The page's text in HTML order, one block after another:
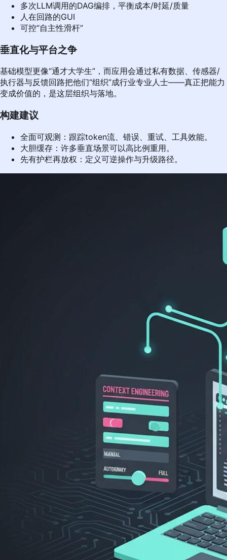
多次LLM调用的DAG编排，平衡成本/时延/质量
人在回路的GUI
可控“自主性滑杆”
垂直化与平台之争
基础模型更像“通才大学生”，而应用会通过私有数据、传感器/
执行器与反馈回路把他们“组织”成行业专业人士——真正把能力
变成价值的，是这层组织与落地。
构建建议
全面可观测：跟踪token流、错误、重试、工具效能。
大胆缓存：许多垂直场景可以高比例重用。
先有护栏再放权：定义可逆操作与升级路径。